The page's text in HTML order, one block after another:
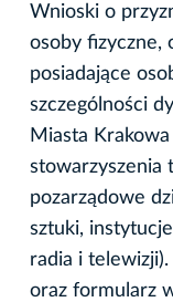
Wnioski o
osoby fizyczne,
posiadające
szczególności
Miasta
stowarzyszenia
pozarządowe
sztuki,
radia i
oraz formularz